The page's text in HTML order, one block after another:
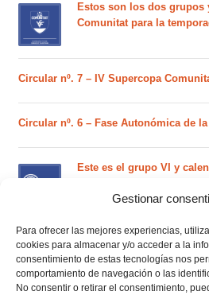
Gestionar
Para ofrecer las mejores experiencias,
cookies para almacenar y/o acceder a la
consentimiento de estas tecnologías nos
comportamiento de navegación o las
No consentir o retirar el consentimiento,
Estos son los dos grupos
Comunitat para la
Circular nº. 7 – IV Supercopa
Circular nº. 6 – Fase Autonómica de
Este es el grupo VI y
Este es el grupo de la
fútbol sala de la